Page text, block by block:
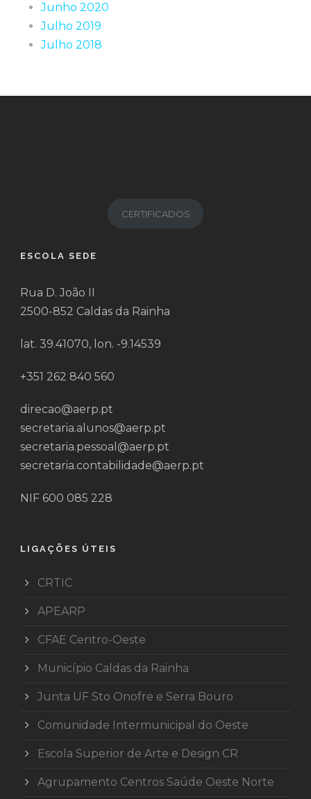
Junho 2020
Julho 2019
Julho 2018
CERTIFICADOS
ESCOLA SEDE
Rua D. João II
2500-852 Caldas da Rainha
lat. 39.41070, lon. -9.14539
+351 262 840 560
direcao@aerp.pt
secretaria.alunos@aerp.pt
secretaria.pessoal@aerp.pt
secretaria.contabilidade@aerp.pt
NIF 600 085 228
LIGAÇÕES ÚTEIS
CRTIC
APEARP
CFAE Centro-Oeste
Município Caldas da Rainha
Junta UF Sto Onofre e Serra Bouro
Comunidade Intermunicipal do Oeste
Escola Superior de Arte e Design CR
Agrupamento Centros Saúde Oeste Norte